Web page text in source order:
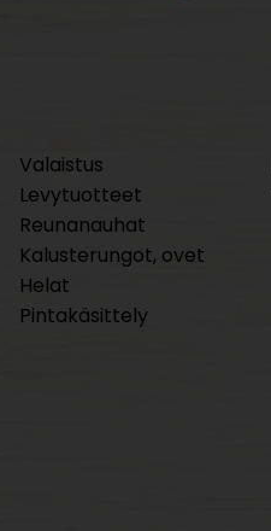
Valaistus
Levytuotteet
Reunanauhat
Kalusterungot, ovet
Helat
Pintakäsittely